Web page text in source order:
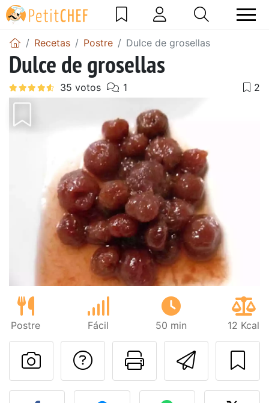
Recetas Postre Dulce de grosellas
Dulce de grosellas
Postre Fácil 50 min 12 Kcal
Imprimir
Preguntar al autor
Publicar la foto de esta